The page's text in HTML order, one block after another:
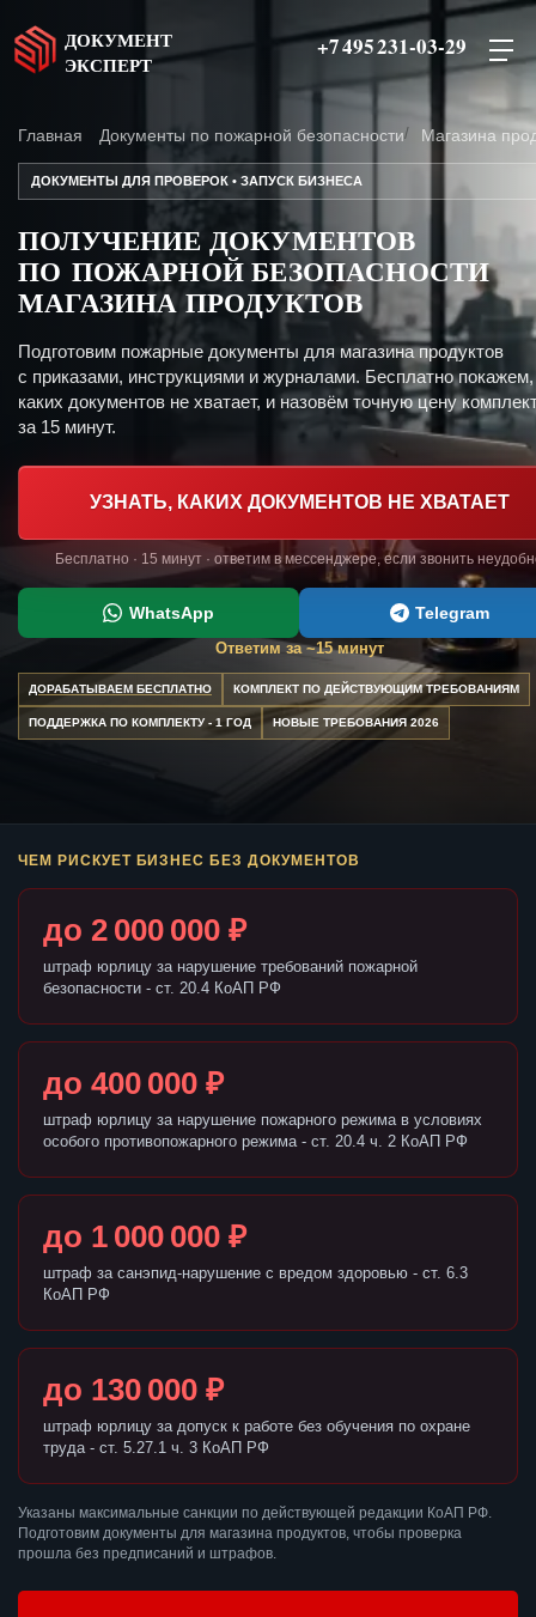
ДОКУМЕНТ
ЭКСПЕРТ
+7 495 231-03-29
Главная Документы по пожарной безопасности Магазина
ДОКУМЕНТЫ ДЛЯ ПРОВЕРОК • ЗАПУСК БИЗНЕСА
ПОЛУЧЕНИЕ ДОКУМЕНТОВ
ПО ПОЖАРНОЙ БЕЗОПАСНОСТИ
МАГАЗИНА ПРОДУКТОВ
Подготовим пожарные документы для магазина продуктов
с приказами, инструкциями и журналами. Бесплатно покажем,
каких документов не хватает, и назовём точную цену
за 15 минут.
УЗНАТЬ, КАКИХ ДОКУМЕНТОВ НЕ ХВАТАЕТ
Бесплатно · 15 минут · ответим в мессенджере, если звонить
WhatsApp Telegram
Ответим за ~15 минут
ДОРАБАТЫВАЕМ БЕСПЛАТНО КОМПЛЕКТ ПО ДЕЙСТВУЮЩИМ ТРЕБОВАНИЯМ
ПОДДЕРЖКА ПО КОМПЛЕКТУ - 1 ГОД НОВЫЕ ТРЕБОВАНИЯ 2026
ЧЕМ РИСКУЕТ БИЗНЕС БЕЗ ДОКУМЕНТОВ
до 2 000 000 ₽
штраф юрлицу за нарушение требований пожарной
безопасности - ст. 20.4 КоАП РФ
до 400 000 ₽
штраф юрлицу за нарушение пожарного режима в условиях
особого противопожарного режима - ст. 20.4 ч. 2 КоАП РФ
до 1 000 000 ₽
штраф за санэпид-нарушение с вредом здоровью - ст. 6.3
КоАП РФ
до 130 000 ₽
штраф юрлицу за допуск к работе без обучения по охране
труда - ст. 5.27.1 ч. 3 КоАП РФ
Указаны максимальные санкции по действующей редакции КоАП РФ.
Подготовим документы для магазина продуктов, чтобы проверка
прошла без предписаний и штрафов.